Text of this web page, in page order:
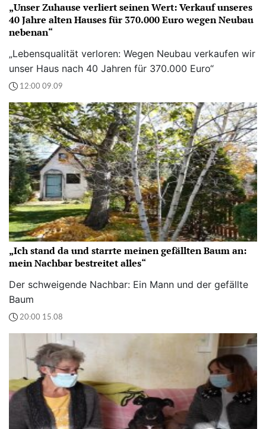
„Unser Zuhause verliert seinen Wert: Verkauf unseres
40 Jahre alten Hauses für 370.000 Euro wegen Neubau
nebenan“
„Lebensqualität verloren: Wegen Neubau verkaufen wir
unser Haus nach 40 Jahren für 370.000 Euro“
12:00 09.09
„Ich stand da und starrte meinen gefällten Baum an:
mein Nachbar bestreitet alles“
Der schweigende Nachbar: Ein Mann und der gefällte
Baum
20:00 15.08